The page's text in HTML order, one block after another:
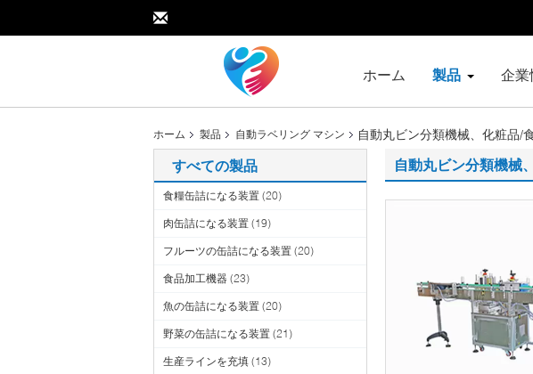
ホーム 製品 企業
ホーム 製品 自動ラベリング マシン 自動丸ビン分類機械、化粧品/
すべての製品
食糧缶詰になる装置 (20)
肉缶詰になる装置 (19)
フルーツの缶詰になる装置 (20)
食品加工機器 (23)
魚の缶詰になる装置 (20)
野菜の缶詰になる装置 (21)
生産ラインを充填 (13)
自動丸ビン分類機械